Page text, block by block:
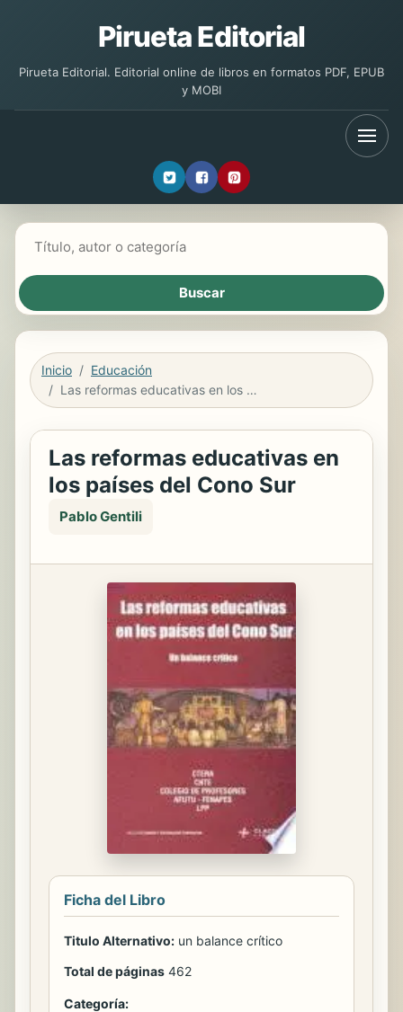
Pirueta Editorial
Pirueta Editorial. Editorial online de libros en formatos PDF, EPUB
y MOBI
Inicio
Educación
Las reformas educativas en los países del Cono Sur
Las reformas educativas en
los países del Cono Sur
Pablo Gentili
Ficha del Libro
Titulo Alternativo: un balance crítico
Total de páginas 462
Categoría: